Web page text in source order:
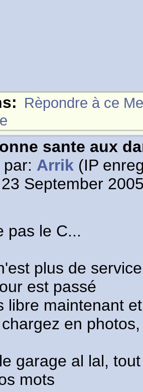
Rèpondre à ce
sante aux
Arrik (IP
September
pas le C...
plus de service
est passé
libre maintenant
en
garage al lal,
mots